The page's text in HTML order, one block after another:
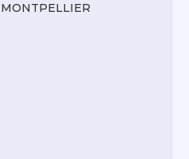
MONTPELLIER